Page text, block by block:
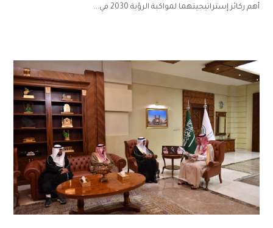
أهم ركائز إستراتيجيتهما لمواكبة الرؤية 2030 في...